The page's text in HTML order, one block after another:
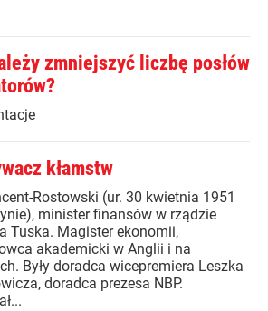
zmniejszyć liczbę posłów
kłamstw
Rostowski (ur. 30 kwietnia 1951
minister finansów w rządzie
Tuska. Magister ekonomii,
akademicki w Anglii i na
Były doradca wicepremiera Leszka
doradca prezesa NBP.